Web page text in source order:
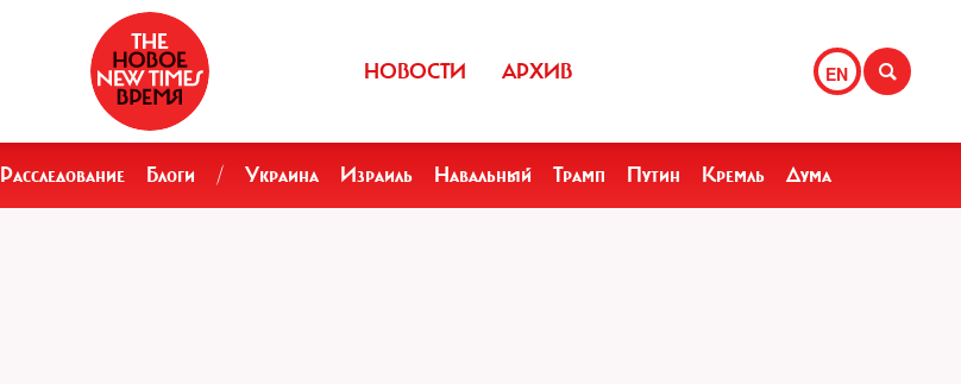
EN
НОВОСТИ АРХИВ
Расследование Блоги / Украина Израиль Навальный Трамп Путин Кремль Дума